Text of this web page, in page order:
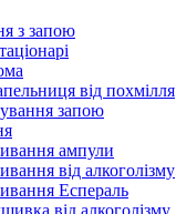
з запою
від похмілля
запою
ампули
від алкоголізму
Еспераль
від алкоголізму